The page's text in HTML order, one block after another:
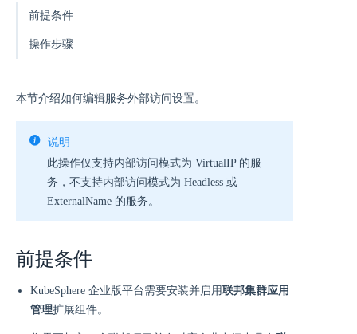
前提条件
操作步骤
本节介绍如何编辑服务外部访问设置。
说明
此操作仅支持内部访问模式为 VirtualIP 的服
务，不支持内部访问模式为 Headless 或
ExternalName 的服务。
前提条件
KubeSphere 企业版平台需要安装并启用联邦集群应用
管理扩展组件。